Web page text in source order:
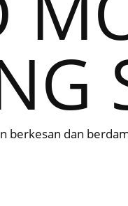
berkesan dan